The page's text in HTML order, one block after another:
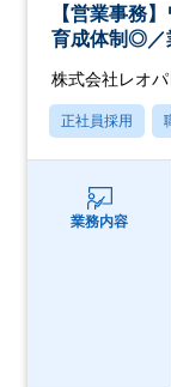
【営業事務
育成体制◎／
株式会社レオパ
正社員採用
業務内容